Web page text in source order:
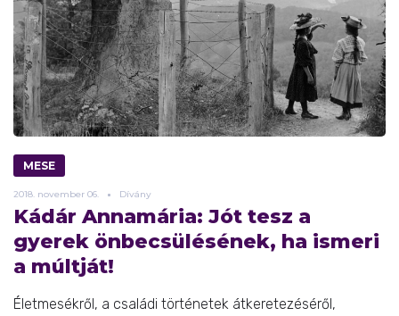
MESE
2018. november 06. Dívány
Kádár Annamária: Jót tesz a
gyerek önbecsülésének, ha ismeri
a múltját!
Életmesékről, a családi történetek átkeretezéséről,